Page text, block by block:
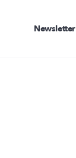
Newsletter